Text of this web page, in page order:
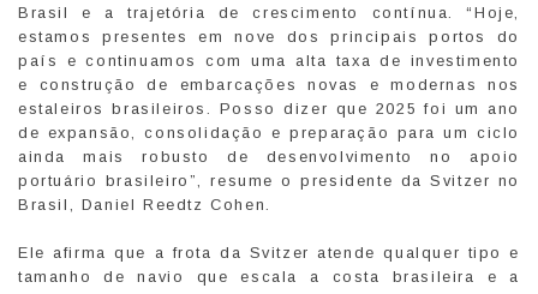
Brasil e a trajetória de crescimento contínua. “Hoje,
estamos presentes em nove dos principais portos do
país e continuamos com uma alta taxa de investimento
e construção de embarcações novas e modernas nos
estaleiros brasileiros. Posso dizer que 2025 foi um ano
de expansão, consolidação e preparação para um ciclo
ainda mais robusto de desenvolvimento no apoio
portuário brasileiro”, resume o presidente da Svitzer no
Brasil, Daniel Reedtz Cohen.
Ele afirma que a frota da Svitzer atende qualquer tipo e
tamanho de navio que escala a costa brasileira e a